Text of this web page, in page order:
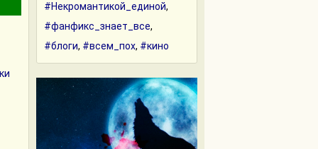
#Некромантикой_единой,
#фанфикс_знает_все,
#блоги, #всем_пох, #кино